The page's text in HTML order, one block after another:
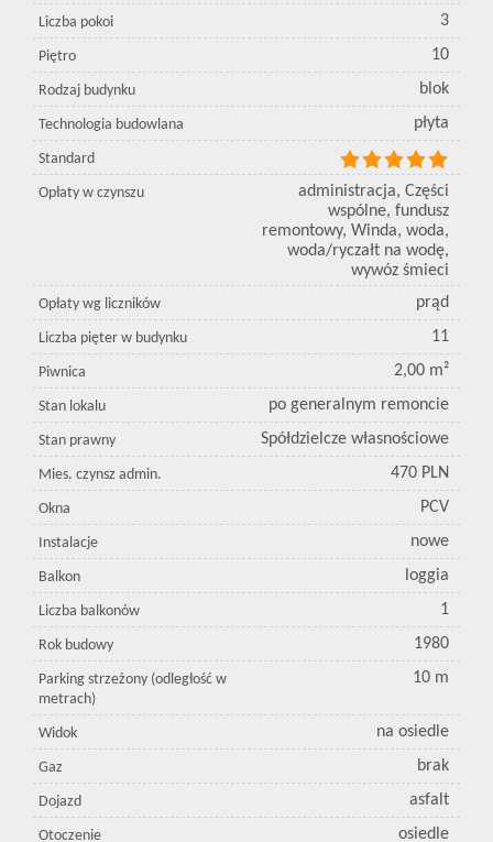
Liczba pokoi 3
Piętro 10
Rodzaj budynku blok
Technologia budowlana płyta
Standard
Opłaty w czynszu
administracja, Części
wspólne, fundusz
remontowy, Winda, woda,
woda/ryczałt na wodę,
wywóz śmieci
Opłaty wg liczników prąd
Liczba pięter w budynku 11
Piwnica 2,00 m²
Stan lokalu po generalnym remoncie
Stan prawny Spółdzielcze własnościowe
Mies. czynsz admin. 470 PLN
Okna PCV
Instalacje nowe
Balkon loggia
Liczba balkonów 1
Rok budowy 1980
Parking strzeżony (odległość w
metrach)
10 m
Widok na osiedle
Gaz brak
Dojazd asfalt
Otoczenie osiedle